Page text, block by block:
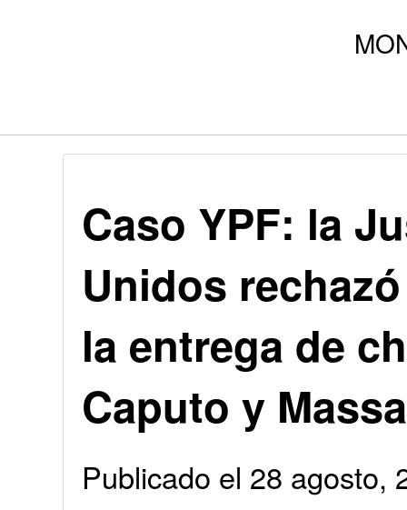
Caso YPF: la
Unidos
la entrega de
Caputo y Massa
Publicado el 28 agosto,